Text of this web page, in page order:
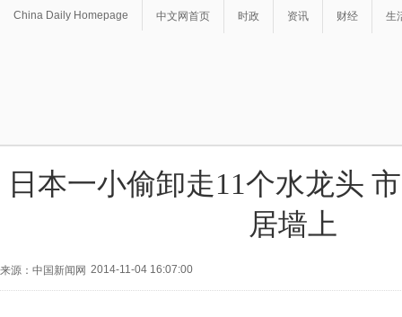
China Daily Homepage 中文网首页 时政 资讯 财经 生
日本一小偷卸走11个水龙头
居墙上
来源：中国新闻网 2014-11-04 16:07:00